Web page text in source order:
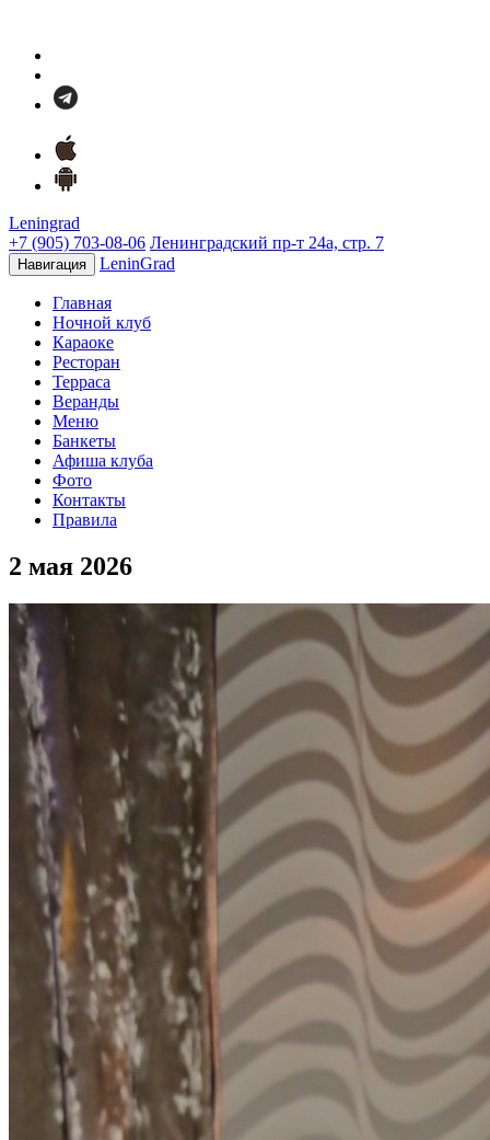
Leningrad
+7 (905) 703-08-06 Ленинградский пр-т 24а, стр. 7
Навигация LeninGrad
Главная
Ночной клуб
Караоке
Ресторан
Терраса
Веранды
Меню
Банкеты
Афиша клуба
Фото
Контакты
Правила
2 мая 2026